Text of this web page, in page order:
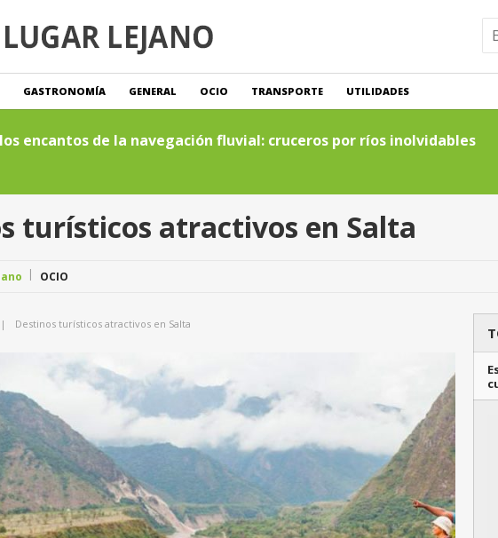
GASTRONOMÍA GENERAL OCIO TRANSPORTE UTILIDADES
encantos de la navegación fluvial: cruceros por ríos inolvidables
turísticos atractivos en Salta
OCIO
| Destinos turísticos atractivos en Salta